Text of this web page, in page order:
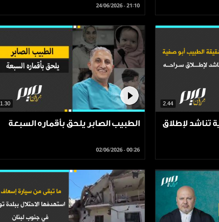
24/06/2026 - 21:10
2.44
تناشد لإطلاق
1.30
الطبيب الصابر يلحق بأقماره السبعة
02/06/2026 - 00:26